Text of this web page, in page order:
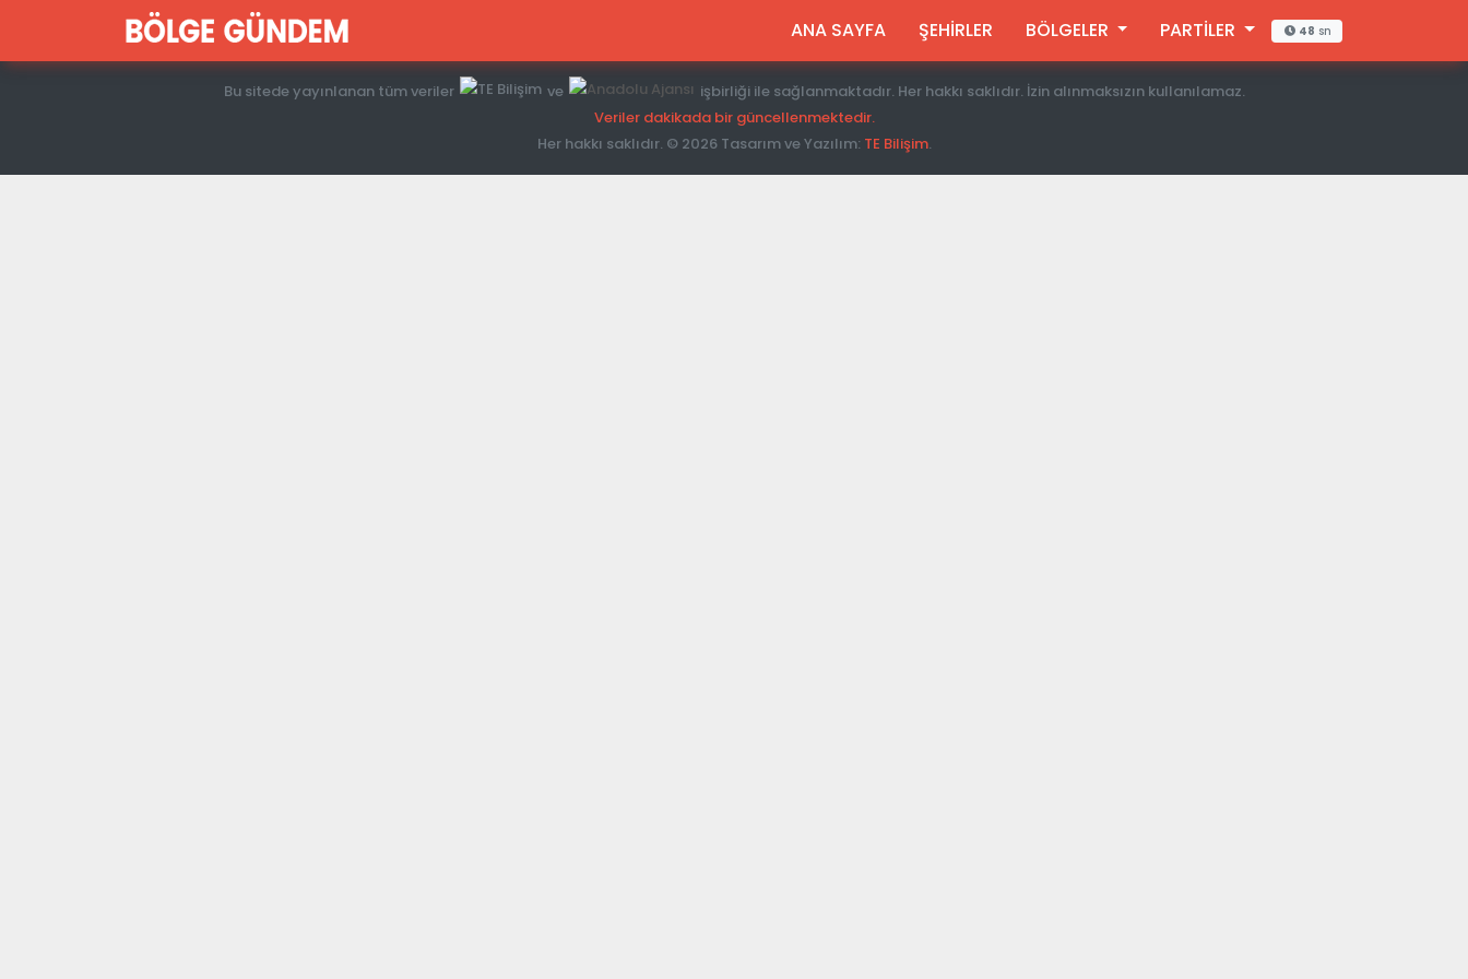
ANA SAYFA ŞEHİRLER BÖLGELER PARTİLER 48 sn
Bu sitede yayınlanan tüm veriler ve
işbirliği ile sağlanmaktadır. Her hakkı saklıdır. İzin alınmaksızın kullanılamaz.
Veriler dakikada bir güncellenmektedir.
Her hakkı saklıdır. © 2026 Tasarım ve Yazılım: TE Bilişim.